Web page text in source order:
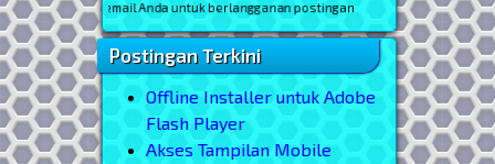
* masukkan email Anda untuk berlangganan postingan
Postingan Terkini
Offline Installer untuk Adobe
Flash Player
Akses Tampilan Mobile